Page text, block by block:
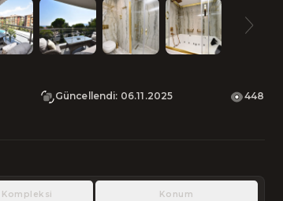
Güncellendi: 06.11.2025 448
Kompleksi Konum